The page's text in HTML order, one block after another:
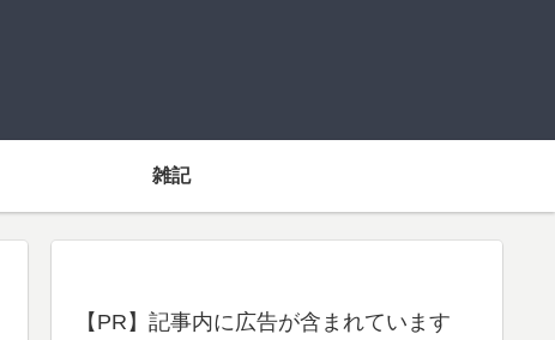
雑記
【PR】記事内に広告が含まれています